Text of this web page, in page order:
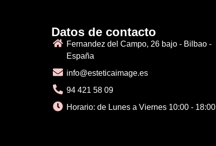
Datos de contacto
Fernandez del Campo, 26 bajo - Bilbao -
España
info@esteticaimage.es
94 421 58 09
Horario: de Lunes a Viernes 10:00 - 18:00